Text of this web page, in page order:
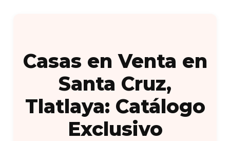
Casas en Venta en
Santa Cruz,
Tlatlaya: Catálogo
Exclusivo